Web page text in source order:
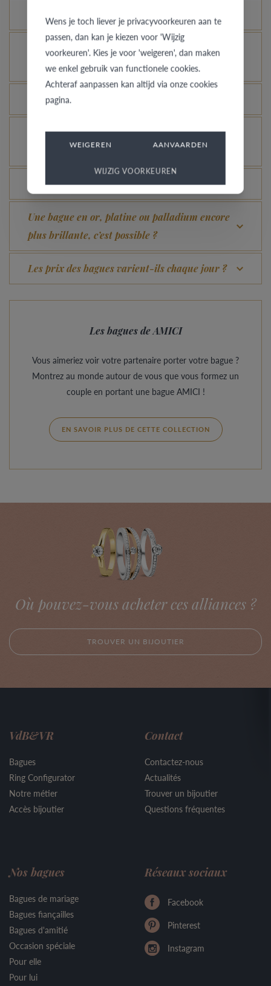
Comment avoir une idée de l’aspect d’une bague
dans une autre couleur ou largeur ?
Que signifie la garantie de qualité de VdB&VR ?
Comment éviter que l’or blanc rhodié ne prenne
une couleur champagne ?
Quel avantage offre notre Comfort Fit ?
Une bague en or, platine ou palladium encore
plus brillante, c’est possible ?
Les prix des bagues varient-ils chaque jour ?
Les bagues de AMICI
Vous aimeriez voir votre partenaire porter votre bague ?
Montrez au monde autour de vous que vous formez un
couple en portant une bague AMICI !
EN SAVOIR PLUS DE CETTE COLLECTION
Où pouvez-vous acheter ces alliances ?
TROUVER UN BIJOUTIER
Wens je toch liever je privacyvoorkeuren aan te
passen, dan kan je kiezen voor 'Wijzig
voorkeuren'. Kies je voor 'weigeren', dan maken
we enkel gebruik van functionele cookies.
Achteraf aanpassen kan altijd via onze cookies
pagina.
WEIGEREN AANVAARDEN
WIJZIG VOORKEUREN
VdB&VR
Bagues
Ring Configurator
Notre métier
Accès bijoutier
Contact
Contactez-nous
Actualités
Trouver un bijoutier
Questions fréquentes
Nos bagues
Bagues de mariage
Bagues fiançailles
Bagues d'amitié
Occasion spéciale
Pour elle
Pour lui
Réseaux sociaux
Facebook
Pinterest
Instagram